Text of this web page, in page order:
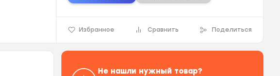
Избранное Сравнить Поделиться
Не нашли нужный товар?